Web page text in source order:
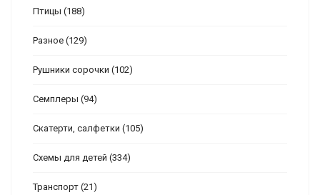
Птицы (188)
Разное (129)
Рушники сорочки (102)
Семплеры (94)
Скатерти, салфетки (105)
Схемы для детей (334)
Транспорт (21)